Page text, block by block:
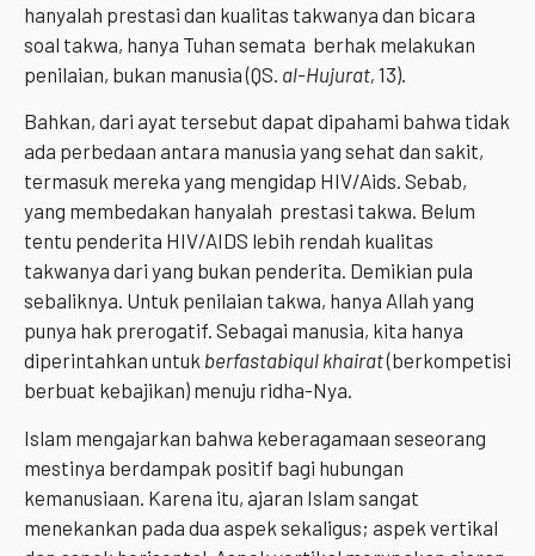
hanyalah prestasi dan kualitas takwanya dan bicara
soal takwa, hanya Tuhan semata berhak melakukan
penilaian, bukan manusia (QS. al-Hujurat, 13).
Bahkan, dari ayat tersebut dapat dipahami bahwa tidak
ada perbedaan antara manusia yang sehat dan sakit,
termasuk mereka yang mengidap HIV/Aids. Sebab,
yang membedakan hanyalah prestasi takwa. Belum
tentu penderita HIV/AIDS lebih rendah kualitas
takwanya dari yang bukan penderita. Demikian pula
sebaliknya. Untuk penilaian takwa, hanya Allah yang
punya hak prerogatif. Sebagai manusia, kita hanya
diperintahkan untuk berfastabiqul khairat(berkompetisi
berbuat kebajikan) menuju ridha-Nya.
Islam mengajarkan bahwa keberagamaan seseorang
mestinya berdampak positif bagi hubungan
kemanusiaan. Karena itu, ajaran Islam sangat
menekankan pada dua aspek sekaligus; aspek vertikal